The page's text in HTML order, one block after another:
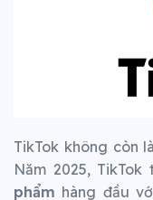
TikTok không còn
Năm 2025, TikTok
phẩm hàng đầu